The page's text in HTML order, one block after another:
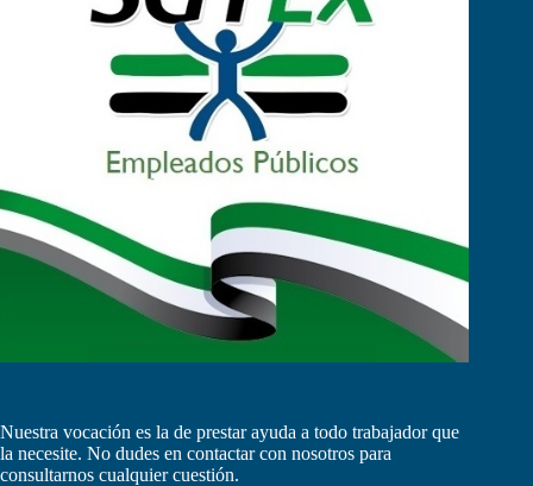
Nuestra vocación es la de prestar ayuda a todo trabajador que
la necesite. No dudes en contactar con nosotros para
consultarnos cualquier cuestión.